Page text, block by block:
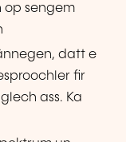
op sengem
datt e
fir
ass. Ka